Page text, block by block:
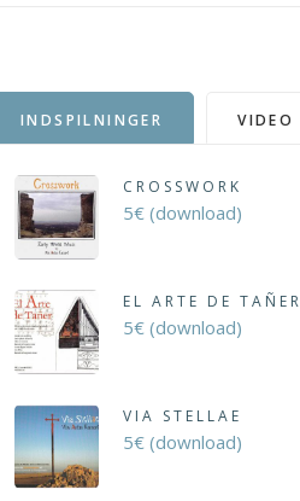
INDSPILNINGER VIDEO
CROSSWORK
5€ (download)
EL ARTE DE TAÑER
5€ (download)
VIA STELLAE
5€ (download)